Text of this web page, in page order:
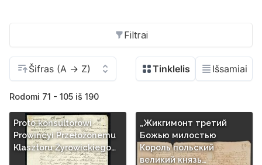
Filtrai
Rodomi 71 - 105 iš 190
Proto konsultorowi
Prowincyi Przełoźonemu
Klasztoru Źyrowickiego…
„Жикгимонт третий
Божью милостью
Король польский
великий князь…